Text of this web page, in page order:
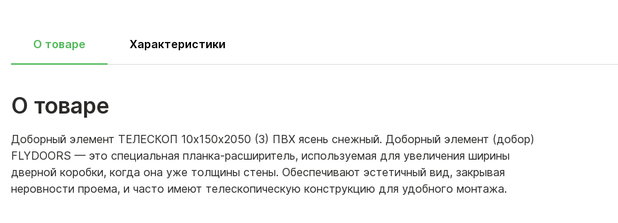
О товаре Характеристики
О товаре
Доборный элемент ТЕЛЕСКОП 10х150х2050 (3) ПВХ ясень снежный. Доборный элемент (добор)
FLYDOORS — это специальная планка-расширитель, используемая для увеличения ширины
дверной коробки, когда она уже толщины стены. Обеспечивают эстетичный вид, закрывая
неровности проема, и часто имеют телескопическую конструкцию для удобного монтажа.